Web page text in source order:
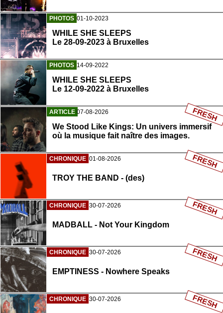
PHOTOS 01-10-2023
WHILE SHE SLEEPS
Le 28-09-2023 à Bruxelles
PHOTOS 14-09-2022
WHILE SHE SLEEPS
Le 12-09-2022 à Bruxelles
ARTICLE 07-08-2026
We Stood Like Kings: Un univers immersif
où la musique fait naître des images.
FRESH
CHRONIQUE 01-08-2026
TROY THE BAND - (des)
FRESH
CHRONIQUE 30-07-2026
MADBALL - Not Your Kingdom
FRESH
CHRONIQUE 30-07-2026
EMPTINESS - Nowhere Speaks
FRESH
CHRONIQUE 30-07-2026 FRESH